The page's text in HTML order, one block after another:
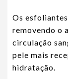
Os
removendo o
circulação
pele mais
hidratação.